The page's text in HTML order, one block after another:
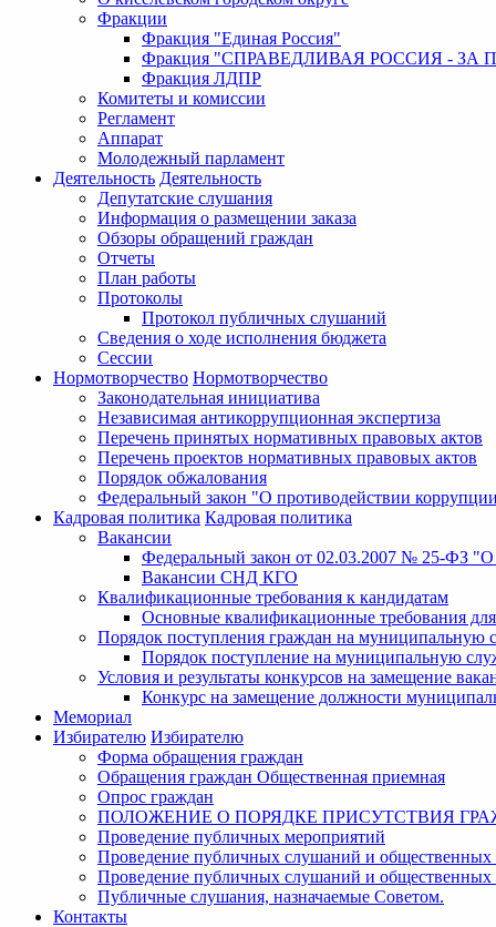
Фракции
Фракция "Единая Россия"
Фракция "СПРАВЕДЛИВАЯ РОССИЯ - ЗА
Фракция ЛДПР
Комитеты и комиссии
Регламент
Аппарат
Молодежный парламент
Деятельность Деятельность
Депутатские слушания
Информация о размещении заказа
Обзоры обращений граждан
Отчеты
План работы
Протоколы
Протокол публичных слушаний
Сведения о ходе исполнения бюджета
Сессии
Нормотворчество Нормотворчество
Законодательная инициатива
Независимая антикоррупционная экспертиза
Перечень принятых нормативных правовых актов
Перечень проектов нормативных правовых актов
Порядок обжалования
Федеральный закон "О противодействии
Кадровая политика Кадровая политика
Вакансии
Федеральный закон от 02.03.2007 № 25-ФЗ
Вакансии СНД КГО
Квалификационные требования к кандидатам
Основные квалификационные требования
Порядок поступления граждан на муниципальную
Порядок поступление на муниципальную
Условия и результаты конкурсов на замещение
Конкурс на замещение должности
Мемориал
Избирателю Избирателю
Форма обращения граждан
Обращения граждан Общественная приемная
Опрос граждан
ПОЛОЖЕНИЕ О ПОРЯДКЕ ПРИСУТСТВИЯ
Проведение публичных мероприятий
Проведение публичных слушаний и общественных
Проведение публичных слушаний и
Публичные слушания, назначаемые Советом.
Контакты